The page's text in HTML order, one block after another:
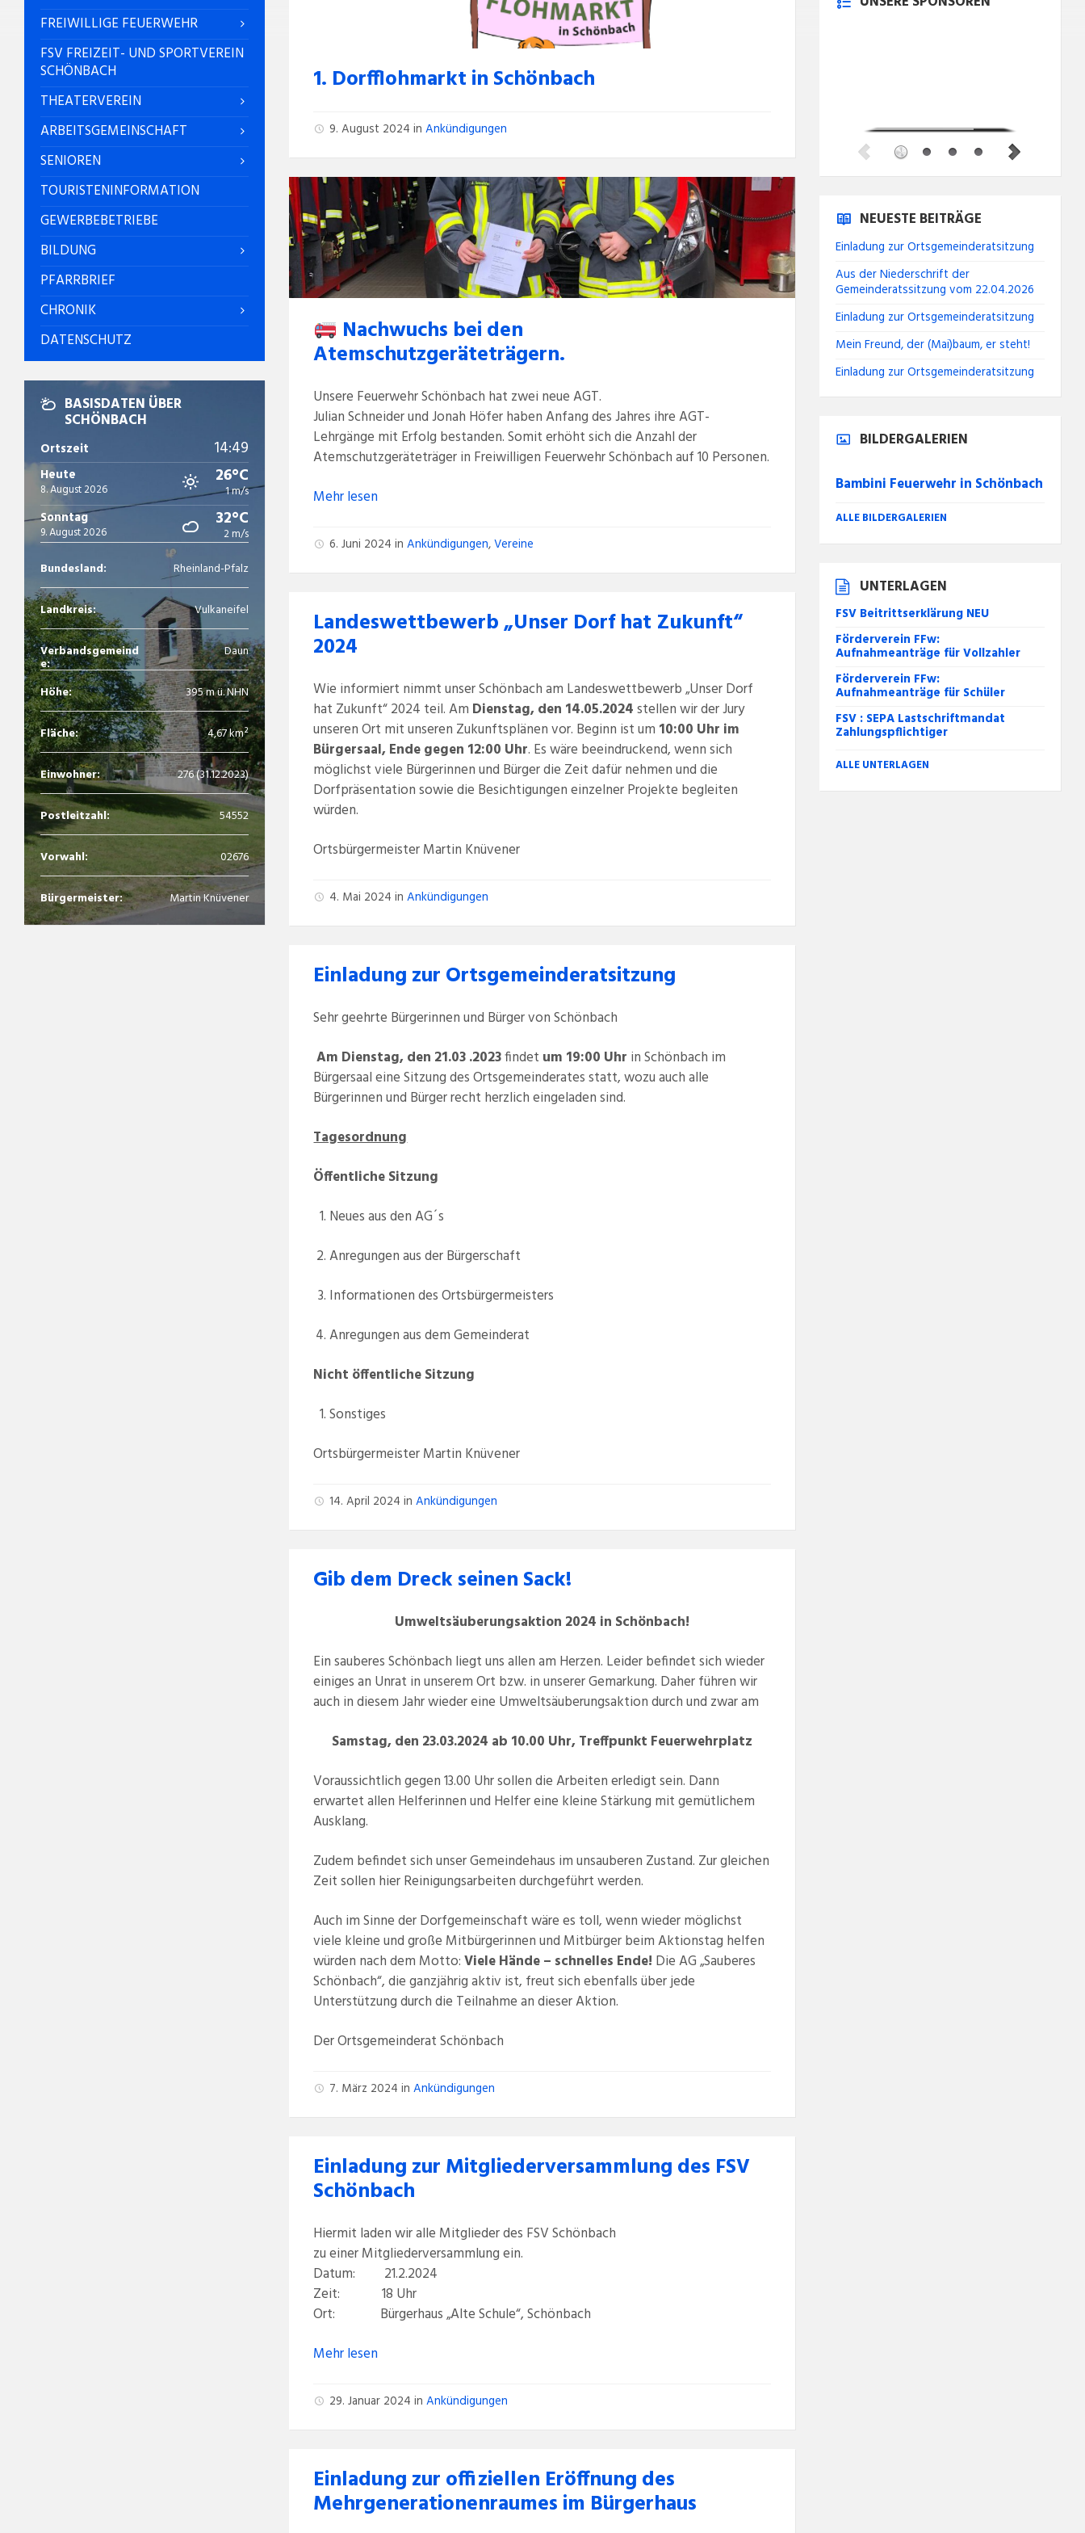
FREIWILLIGE FEUERWEHR
FSV FREIZEIT- UND SPORTVEREIN
SCHÖNBACH
THEATERVEREIN
ARBEITSGEMEINSCHAFT
SENIOREN
TOURISTENINFORMATION
GEWERBEBETRIEBE
BILDUNG
PFARRBRIEF
CHRONIK
DATENSCHUTZ
BASISDATEN ÜBER
SCHÖNBACH
Ortszeit 14:49
Heute
8. August 2026
26°C
1 m/s
Sonntag
9. August 2026
32°C
2 m/s
Bundesland: Rheinland-Pfalz
Landkreis: Vulkaneifel
Verbandsgemeind
e:
Daun
Höhe: 395 m ü. NHN
Fläche: 4,67 km²
Einwohner: 276 (31.12.2023)
Postleitzahl: 54552
Vorwahl: 02676
Bürgermeister: Martin Knüvener
1. Dorfflohmarkt in Schönbach
9. August 2024inAnkündigungen
Nachwuchs bei den
Atemschutzgeräteträgern.
Unsere Feuerwehr Schönbach hat zwei neue AGT.
Julian Schneider und Jonah Höfer haben Anfang des Jahres ihre AGT-
Lehrgänge mit Erfolg bestanden. Somit erhöht sich die Anzahl der
Atemschutzgeräteträger in Freiwilligen Feuerwehr Schönbach auf 10 Personen.
Mehr lesen
6. Juni 2024inAnkündigungen,Vereine
Landeswettbewerb „Unser Dorf hat Zukunft“
2024
Wie informiert nimmt unser Schönbach am Landeswettbewerb „Unser Dorf
hat Zukunft“ 2024 teil. Am Dienstag, den 14.05.2024stellen wir der Jury
unseren Ort mit unseren Zukunftsplänen vor. Beginn ist um 10:00 Uhr im
Bürgersaal, Ende gegen 12:00 Uhr. Es wäre beeindruckend, wenn sich
möglichst viele Bürgerinnen und Bürger die Zeit dafür nehmen und die
Dorfpräsentation sowie die Besichtigungen einzelner Projekte begleiten
würden.
Ortsbürgermeister Martin Knüvener
4. Mai 2024inAnkündigungen
Einladung zur Ortsgemeinderatsitzung
Sehr geehrte Bürgerinnen und Bürger von Schönbach
Am Dienstag, den 21.03 .2023findet um 19:00 Uhr in Schönbach im
Bürgersaal eine Sitzung des Ortsgemeinderates statt, wozu auch alle
Bürgerinnen und Bürger recht herzlich eingeladen sind.
Tagesordnung
Öffentliche Sitzung
Neues aus den AG´s
Anregungen aus der Bürgerschaft
Informationen des Ortsbürgermeisters
Anregungen aus dem Gemeinderat
Nicht öffentliche Sitzung
Sonstiges
Ortsbürgermeister Martin Knüvener
14. April 2024inAnkündigungen
Gib dem Dreck seinen Sack!
Umweltsäuberungsaktion 2024 in Schönbach!
Ein sauberes Schönbach liegt uns allen am Herzen. Leider befindet sich wieder
einiges an Unrat in unserem Ort bzw. in unserer Gemarkung. Daher führen wir
auch in diesem Jahr wieder eine Umweltsäuberungsaktion durch und zwar am
Samstag, den 23.03.2024 ab 10.00 Uhr, Treffpunkt Feuerwehrplatz
Voraussichtlich gegen 13.00 Uhr sollen die Arbeiten erledigt sein. Dann
erwartet allen Helferinnen und Helfer eine kleine Stärkung mit gemütlichem
Ausklang.
Zudem befindet sich unser Gemeindehaus im unsauberen Zustand. Zur gleichen
Zeit sollen hier Reinigungsarbeiten durchgeführt werden.
Auch im Sinne der Dorfgemeinschaft wäre es toll, wenn wieder möglichst
viele kleine und große Mitbürgerinnen und Mitbürger beim Aktionstag helfen
würden nach dem Motto:Viele Hände – schnelles Ende! Die AG „Sauberes
Schönbach“, die ganzjährig aktiv ist, freut sich ebenfalls über jede
Unterstützung durch die Teilnahme an dieser Aktion.
Der Ortsgemeinderat Schönbach
7. März 2024inAnkündigungen
Einladung zur Mitgliederversammlung des FSV
Schönbach
Hiermit laden wir alle Mitglieder des FSV Schönbach
zu einer Mitgliederversammlung ein.
Datum: 21.2.2024
Zeit: 18 Uhr
Ort: Bürgerhaus „Alte Schule“, Schönbach
Mehr lesen
29. Januar 2024inAnkündigungen
Einladung zur offiziellen Eröffnung des
Mehrgenerationenraumes im Bürgerhaus
NEUESTE BEITRÄGE
Einladung zur Ortsgemeinderatsitzung
Aus der Niederschrift der
Gemeinderatssitzung vom 22.04.2026
Einladung zur Ortsgemeinderatsitzung
Mein Freund, der (Mai)baum, er steht!
Einladung zur Ortsgemeinderatsitzung
BILDERGALERIEN
Bambini Feuerwehr in Schönbach
ALLE BILDERGALERIEN
UNTERLAGEN
FSV Beitrittserklärung NEU
Förderverein FFw:
Aufnahmeanträge für Vollzahler
Förderverein FFw:
Aufnahmeanträge für Schüler
FSV : SEPA Lastschriftmandat
Zahlungspflichtiger
ALLE UNTERLAGEN